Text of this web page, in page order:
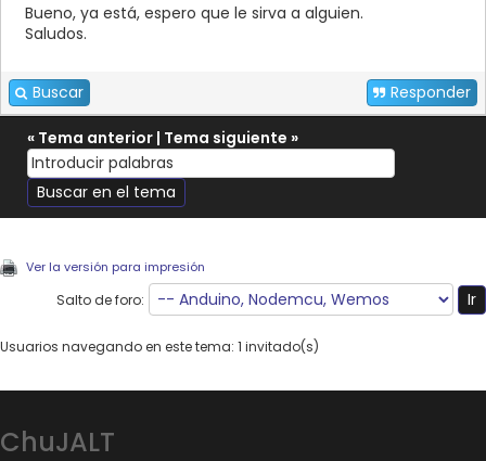
Bueno, ya está, espero que le sirva a alguien.
Saludos.
Buscar Responder
« Tema anterior | Tema siguiente »
Ver la versión para impresión
Salto de foro:
Usuarios navegando en este tema: 1 invitado(s)
ChuJALT